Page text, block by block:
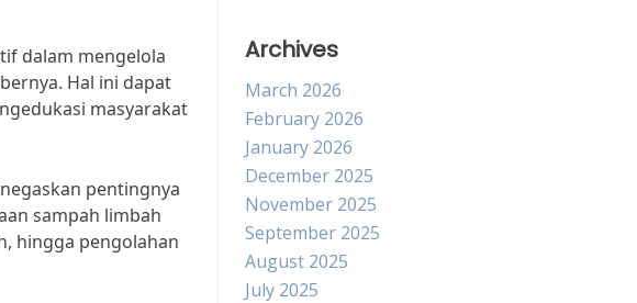
dalam mengelola
Hal ini dapat
masyarakat
pentingnya
sampah limbah
hingga pengolahan
Archives
March 2026
February 2026
January 2026
December 2025
November 2025
September 2025
August 2025
July 2025